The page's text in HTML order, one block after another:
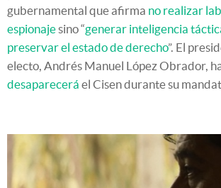
gubernamental que afirma no realizar
espionajesino “generar inteligencia
preservar el estado de derecho”. El
electo, Andrés Manuel López Obrador,
desaparecerá el Cisen durante su